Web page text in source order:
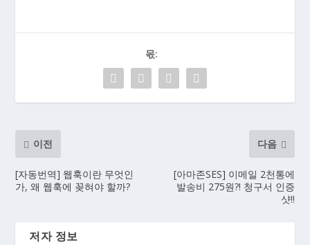
몫:
이전
[자동번역] 웹훅이란 무엇인
가, 왜 웹훅에 꽂혀야 할까?
다음
[아마존SES] 이메일 2천통에
발송비 275원?! 청구서 인증
샷!!
저자 정보